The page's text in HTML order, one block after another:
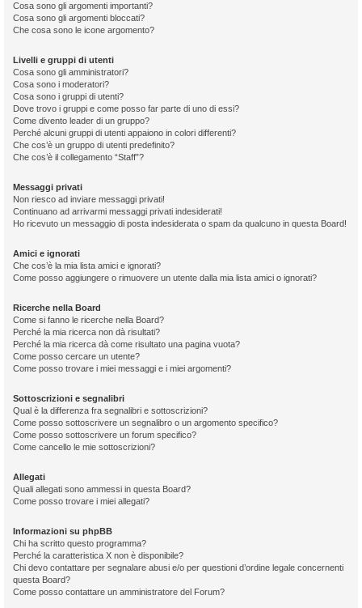
Cosa sono gli argomenti importanti?
Cosa sono gli argomenti bloccati?
Che cosa sono le icone argomento?
Livelli e gruppi di utenti
Cosa sono gli amministratori?
Cosa sono i moderatori?
Cosa sono i gruppi di utenti?
Dove trovo i gruppi e come posso far parte di uno di essi?
Come divento leader di un gruppo?
Perché alcuni gruppi di utenti appaiono in colori differenti?
Che cos’è un gruppo di utenti predefinito?
Che cos’è il collegamento “Staff”?
Messaggi privati
Non riesco ad inviare messaggi privati!
Continuano ad arrivarmi messaggi privati indesiderati!
Ho ricevuto un messaggio di posta indesiderata o spam da qualcuno in questa Board!
Amici e ignorati
Che cos’è la mia lista amici e ignorati?
Come posso aggiungere o rimuovere un utente dalla mia lista amici o ignorati?
Ricerche nella Board
Come si fanno le ricerche nella Board?
Perché la mia ricerca non dà risultati?
Perché la mia ricerca dà come risultato una pagina vuota?
Come posso cercare un utente?
Come posso trovare i miei messaggi e i miei argomenti?
Sottoscrizioni e segnalibri
Qual è la differenza fra segnalibri e sottoscrizioni?
Come posso sottoscrivere un segnalibro o un argomento specifico?
Come posso sottoscrivere un forum specifico?
Come cancello le mie sottoscrizioni?
Allegati
Quali allegati sono ammessi in questa Board?
Come posso trovare i miei allegati?
Informazioni su phpBB
Chi ha scritto questo programma?
Perché la caratteristica X non è disponibile?
Chi devo contattare per segnalare abusi e/o per questioni d’ordine legale concernenti
questa Board?
Come posso contattare un amministratore del Forum?